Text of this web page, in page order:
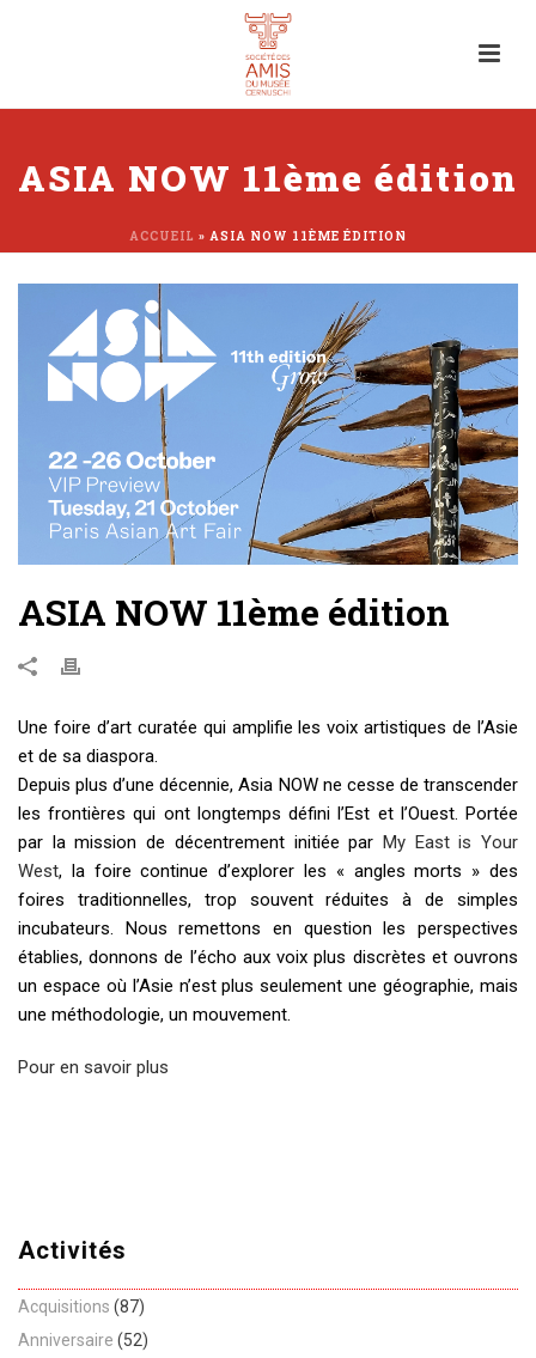
ASIA NOW 11ème édition
ACCUEIL » ASIA NOW 11ÈME ÉDITION
ASIA NOW 11ème édition
Une foire d’art curatée qui amplifie les voix artistiques de l’Asie
et de sa diaspora.
Depuis plus d’une décennie, Asia NOW ne cesse de transcender
les frontières qui ont longtemps défini l’Est et l’Ouest. Portée
par la mission de décentrement initiée par My East is Your
West, la foire continue d’explorer les « angles morts » des
foires traditionnelles, trop souvent réduites à de simples
incubateurs. Nous remettons en question les perspectives
établies, donnons de l’écho aux voix plus discrètes et ouvrons
un espace où l’Asie n’est plus seulement une géographie, mais
une méthodologie, un mouvement.
Pour en savoir plus
Activités
Acquisitions (87)
Anniversaire (52)